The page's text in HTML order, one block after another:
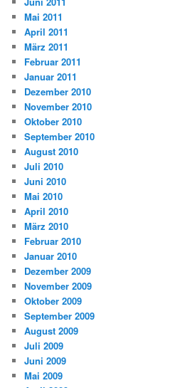
Mai 2011
April 2011
März 2011
Februar 2011
Januar 2011
Dezember 2010
November 2010
Oktober 2010
September 2010
August 2010
Juli 2010
Juni 2010
Mai 2010
April 2010
März 2010
Februar 2010
Januar 2010
Dezember 2009
November 2009
Oktober 2009
September 2009
August 2009
Juli 2009
Juni 2009
Mai 2009